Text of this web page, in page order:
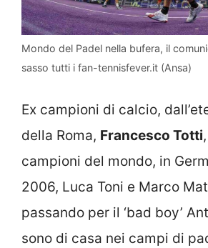
Mondo del Padel nella bufera, il
sasso tutti i fan-tennisfever.it (Ansa)
Ex campioni di calcio,
della Roma, Francesco Totti
campioni del mondo, in
2006, Luca Toni e Marco
passando per il ‘bad boy’
sono di casa nei campi di